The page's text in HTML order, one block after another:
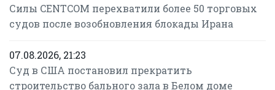
Силы CENTCOM перехватили более 50 торговых
судов после возобновления блокады Ирана
07.08.2026, 21:23
Суд в США постановил прекратить
строительство бального зала в Белом доме